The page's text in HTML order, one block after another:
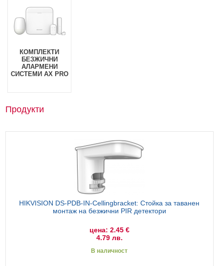
КОМПЛЕКТИ
БЕЗЖИЧНИ
АЛАРМЕНИ
СИСТЕМИ AX PRO
Продукти
HIKVISION DS-PDB-IN-Cellingbracket: Стойка за таванен
монтаж на безжични PIR детектори
цена: 2.45 €
4.79 лв.
В наличност